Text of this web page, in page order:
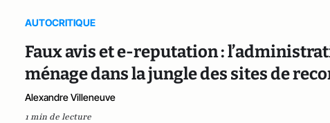
AUTOCRITIQUE
Faux avis et e-reputation :
ménage dans la jungle des sites de
Alexandre Villeneuve
1 min de lecture